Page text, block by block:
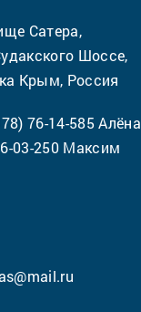
Сатера,
Шоссе,
Крым, Россия
76-14-585Алёна
03-250 Максим